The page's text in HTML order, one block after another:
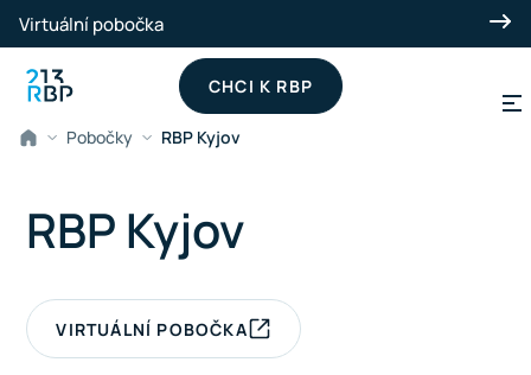
Přeskočit na hlavní obsah
Virtuální pobočka
CHCI K RBP
Pobočky RBP Kyjov
RBP Kyjov
VIRTUÁLNÍ POBOČKA